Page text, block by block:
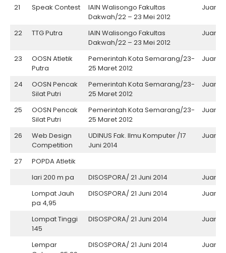
21 Speak Contest
IAIN Walisongo Fakultas
Dakwah/22 – 23 Mei 2012
Juara II
22 TTG Putra
IAIN Walisongo Fakultas
Dakwah/22 – 23 Mei 2012
Juara II
23
OOSN Atletik
Putra
Pemerintah Kota Semarang/23-
25 Maret 2012
Juara
24
OOSN Pencak
Silat Putri
Pemerintah Kota Semarang/23-
25 Maret 2012
Juara II
25
OOSN Pencak
Silat Putri
Pemerintah Kota Semarang/23-
25 Maret 2012
Juara
26
Web Design
Competition
UDINUS Fak. Ilmu Komputer /17
Juni 2014
Juara II
27
POPDA Atletik
lari 200 m pa
DISOSPORA/ 21 Juni 2014
Juara II
Lompat Jauh
pa 4,95
DISOSPORA/ 21 Juni 2014 Juara II
Lompat Tinggi
145
DISOSPORA/ 21 Juni 2014 Juara II
Lempar
DISOSPORA/ 21 Juni 2014 Juara II